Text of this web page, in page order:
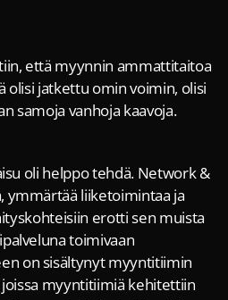
että myynnin ammattitaitoa
olisi jatkettu omin voimin, olisi
samoja vanhoja kaavoja.
oli helppo tehdä. Network &
ymmärtää liiketoimintaa ja
erotti sen muista
toimivaan
on sisältynyt myyntitiimin
myyntitiimiä kehitettiin